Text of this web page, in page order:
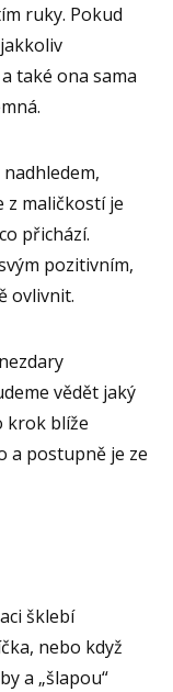
ruky. Pokud
také ona sama
z maličkostí je
přichází.
pozitivním,
ovlivnit.
vědět jaký
krok blíže
a postupně je ze
šklebí
nebo když
a „šlapou“